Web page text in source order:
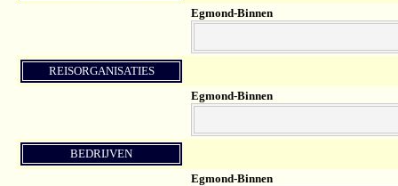
Egmond-Binnen
REISORGANISATIES
Egmond-Binnen
BEDRIJVEN
Egmond-Binnen